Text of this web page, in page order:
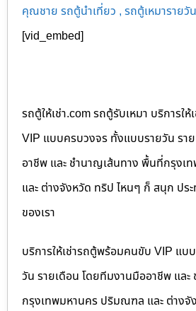
คุณชาย รถตู้นำเที่ยว , รถตู้เหมารายวัน
[vid_embed]
รถตู้ให้เช่า.com รถตู้รับเหมา บริการใ
VIP แบบครบวงจร ทั้งแบบรายวัน รา
อาชีพ และ ชำนาญเส้นทาง พื้นที่กรุง
และ ต่างจังหวัด ทริป ไหนๆ ก็ สนุก ประ
ของเรา
บริการให้เช่ารถตู้พร้อมคนขับ VIP แบ
วัน รายเดือน โดยทีมงานมืออาชีพ แล
กรุงเทพมหานคร ปริมณฑล และ ต่างจั